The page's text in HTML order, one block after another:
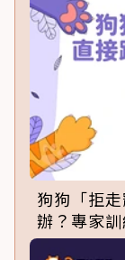
狗狗「拒
辦？專家